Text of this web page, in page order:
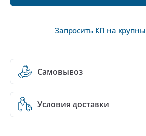
Запросить КП на
Самовывоз
Условия доставки